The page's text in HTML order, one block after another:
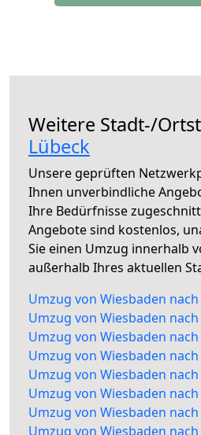
Weitere Stadt-/
Lübeck
Unsere geprüften
Ihnen unverbindliche
Ihre Bedürfnisse
Angebote sind kostenlos,
Sie einen Umzug innerhalb
außerhalb Ihres aktuellen
Umzug von Wiesbaden
Umzug von Wiesbaden
Umzug von Wiesbaden
Umzug von Wiesbaden
Umzug von Wiesbaden
Umzug von Wiesbaden
Umzug von Wiesbaden
Umzug von Wiesbaden